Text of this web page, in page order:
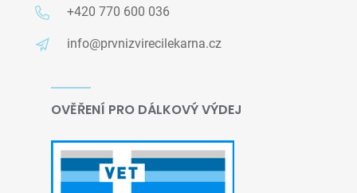
+420 770 600 036
info@prvnizvirecilekarna.cz
OVĚŘENÍ PRO DÁLKOVÝ VÝDEJ